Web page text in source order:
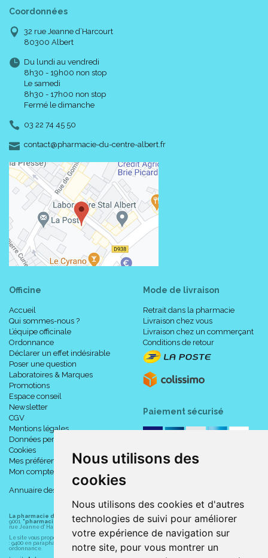
Nous utilisons des
cookies
Nous utilisons des cookies et d'autres
technologies de suivi pour améliorer
votre expérience de navigation sur
notre site, pour vous montrer un
Coordonnées
32 rue Jeanne d’Harcourt
80300 Albert
Du lundi au vendredi
8h30 - 19h00 non stop
Le samedi
8h30 - 17h00 non stop
Fermé le dimanche
03 22 74 45 50
contact-
@-
pharmacie-du-centre-albert.fr
Officine
Accueil
Qui sommes-nous ?
L’équipe officinale
Ordonnance
Déclarer un effet indésirable
Poser une question
Laboratoires & Marques
Promotions
Espace conseil
Newsletter
CGV
Mentions légales
Données personnelles
Cookies
Mes préférences Cookies
Mon compte
Annuaire des pharmacies
Mode de livraison
Retrait dans la pharmacie
Livraison chez vous
Livraison chez un commerçant
Conditions de retour
Paiement sécurisé
La pharmacie du centre à Albert (80300) est une pharmacie française certifiée ISO
9001. "pharmacie-du-centre-albert.fr "est le site internet de la pharmacie du centre
rue Jeanne d' Harcourt, 80300 Albert.
Le site vous propose un large choix de plus de 11000 références, au prix les plus bas possible
: 9400 en parapharmacie, animaux, orthopédie, matériel médical. 1700 en médicaments sans
ordonnance.